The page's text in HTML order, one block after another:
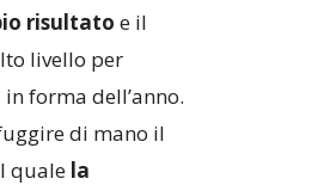
risultato e il
livello per
forma dell’anno.
di mano il
quale la